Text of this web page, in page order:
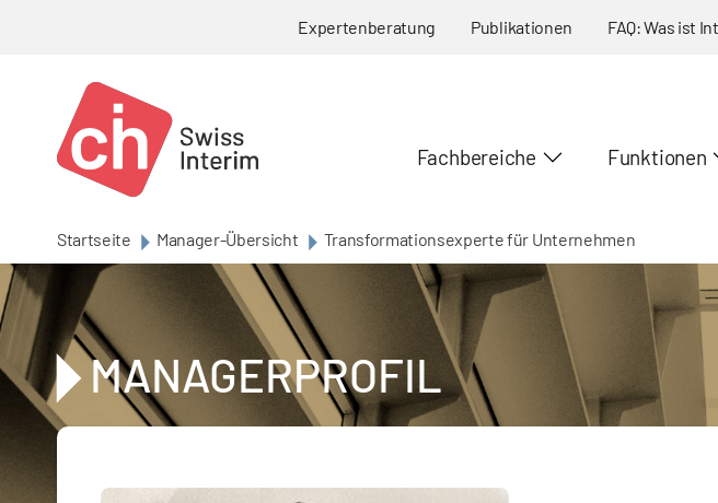
Expertenberatung Publikationen FAQ: Was ist
Fachbereiche Funktionen
Startseite Manager-Übersicht Transformationsexperte für Unternehmen
MANAGERPROFIL